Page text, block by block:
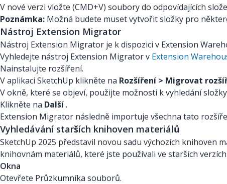
V nové verzi vložte (CMD+V) soubory do odpovídajících
Poznámka: Možná budete muset vytvořit složky pro
Nástroj Extension Migrator
Nástroj Extension Migrator je k dispozici v Extension
Vyhledejte nástroj Extension Migrator v Extension
Nainstalujte rozšíření.
V aplikaci SketchUp klikněte na Rozšíření > Migrovat
V okně, které se objeví, použijte možnosti k vyhledání
Klikněte na Další.
Extension Migrator následně importuje všechna tato
Vyhledávání starších knihoven materiálů
SketchUp 2025 představil novou sadu výchozích knihoven
knihovnám materiálů, které jste používali ve starších
Okna
Otevřete Průzkumníka souborů.